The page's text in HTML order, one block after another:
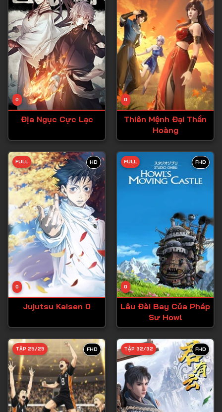
Tập 9
Tập 10
Tập 11
Tập 12
Tập 13
Tập 14
Tập 15
Tập 17
Tập 18
Tập 20
Tập 21
Tập 22
Tập 23
Tập 24
Tập 25
Tập 26
Tập 29
Tập 30
Tập 31
Tập 32
0
Địa Ngục Cực Lạc
0
Thiên Mệnh Đại Thần
Hoàng
HD
0
FULL
Jujutsu Kaisen 0
FHD
0
FULL
Lâu Đài Bay Của Pháp
Sư Howl
FHD
TẬP 25/25 FHD
TẬP 32/32